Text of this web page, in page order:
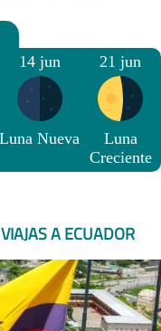
14 jun
Luna Nueva
21 jun
Luna
Creciente
A ECUADOR